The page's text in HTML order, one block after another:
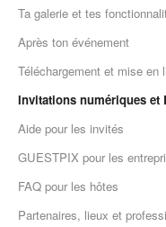
Ta galerie et tes
Après ton événement
Téléchargement et mise en
Invitations numériques et
Aide pour les invités
GUESTPIX pour les
FAQ pour les hôtes
Partenaires, lieux et